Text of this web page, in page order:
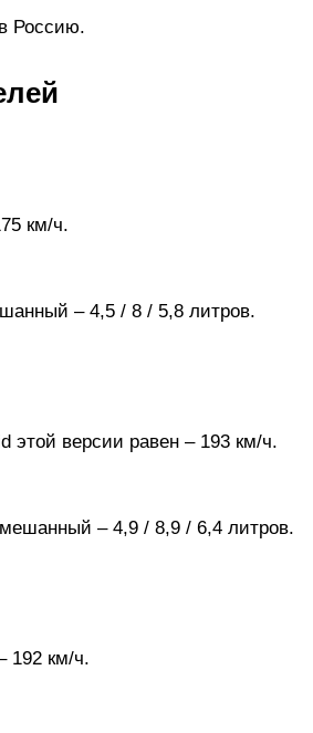
Россию.
км/ч.
– 4,5 / 8 / 5,8 литров.
этой версии равен – 193 км/ч.
– 4,9 / 8,9 / 6,4 литров.
192 км/ч.